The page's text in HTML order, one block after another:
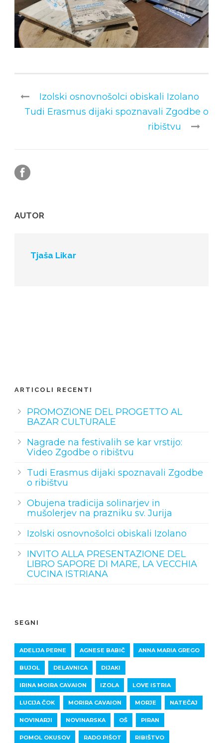
Izolski osnovnošolci obiskali Izolano
Tudi Erasmus dijaki spoznavali Zgodbe o
ribištvu
AUTOR
Tjaša Likar
ARTICOLI RECENTI
PROMOZIONE DEL PROGETTO AL
BAZAR CULTURALE
Nagrade na festivalih se kar vrstijo:
Video Zgodbe o ribištvu
Tudi Erasmus dijaki spoznavali Zgodbe
o ribištvu
Obujena tradicija solinarjev in
mušolerjev na prazniku sv. Jurija
Izolski osnovnošolci obiskali Izolano
INVITO ALLA PRESENTAZIONE DEL
LIBRO SAPORE DI MARE, LA VECCHIA
CUCINA ISTRIANA
SEGNI
ADELIJA PERNE AGNESE BABIČ ANNA MARIA GREGO
BUJOL DELAVNICA DIJAKI
IRINA MOIRA CAVAION IZOLA LOVE ISTRIA
LUCIJA ČOK MORIRA CAVAION MORJE NATEČAJ
NOVINARJI NOVINARSKA OŠ PIRAN
POMOL OKUSOV RADO PIŠOT RIBIŠTVO